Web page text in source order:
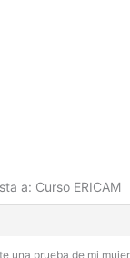
a: Curso ERICAM
una prueba de mi